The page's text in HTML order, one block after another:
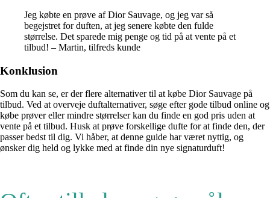
Jeg købte en prøve af Dior Sauvage, og jeg var så
begejstret for duften, at jeg senere købte den fulde
størrelse. Det sparede mig penge og tid på at vente på et
tilbud! – Martin, tilfreds kunde
Konklusion
Som du kan se, er der flere alternativer til at købe Dior Sauvage på
tilbud. Ved at overveje duftalternativer, søge efter gode tilbud online og
købe prøver eller mindre størrelser kan du finde en god pris uden at
vente på et tilbud. Husk at prøve forskellige dufte for at finde den, der
passer bedst til dig. Vi håber, at denne guide har været nyttig, og
ønsker dig held og lykke med at finde din nye signaturduft!